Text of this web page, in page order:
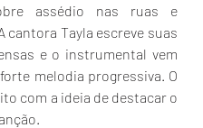
assédio nas ruas e
cantora Tayla escreve suas
e o instrumental vem
melodia progressiva. O
com a ideia de destacar o